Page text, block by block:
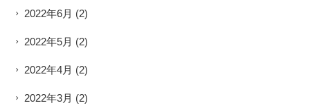
2022年6月 (2)
2022年5月 (2)
2022年4月 (2)
2022年3月 (2)